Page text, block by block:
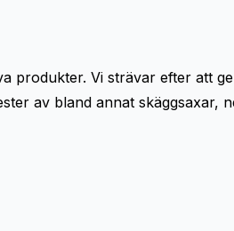
produkter. Vi strävar efter att
av bland annat skäggsaxar,